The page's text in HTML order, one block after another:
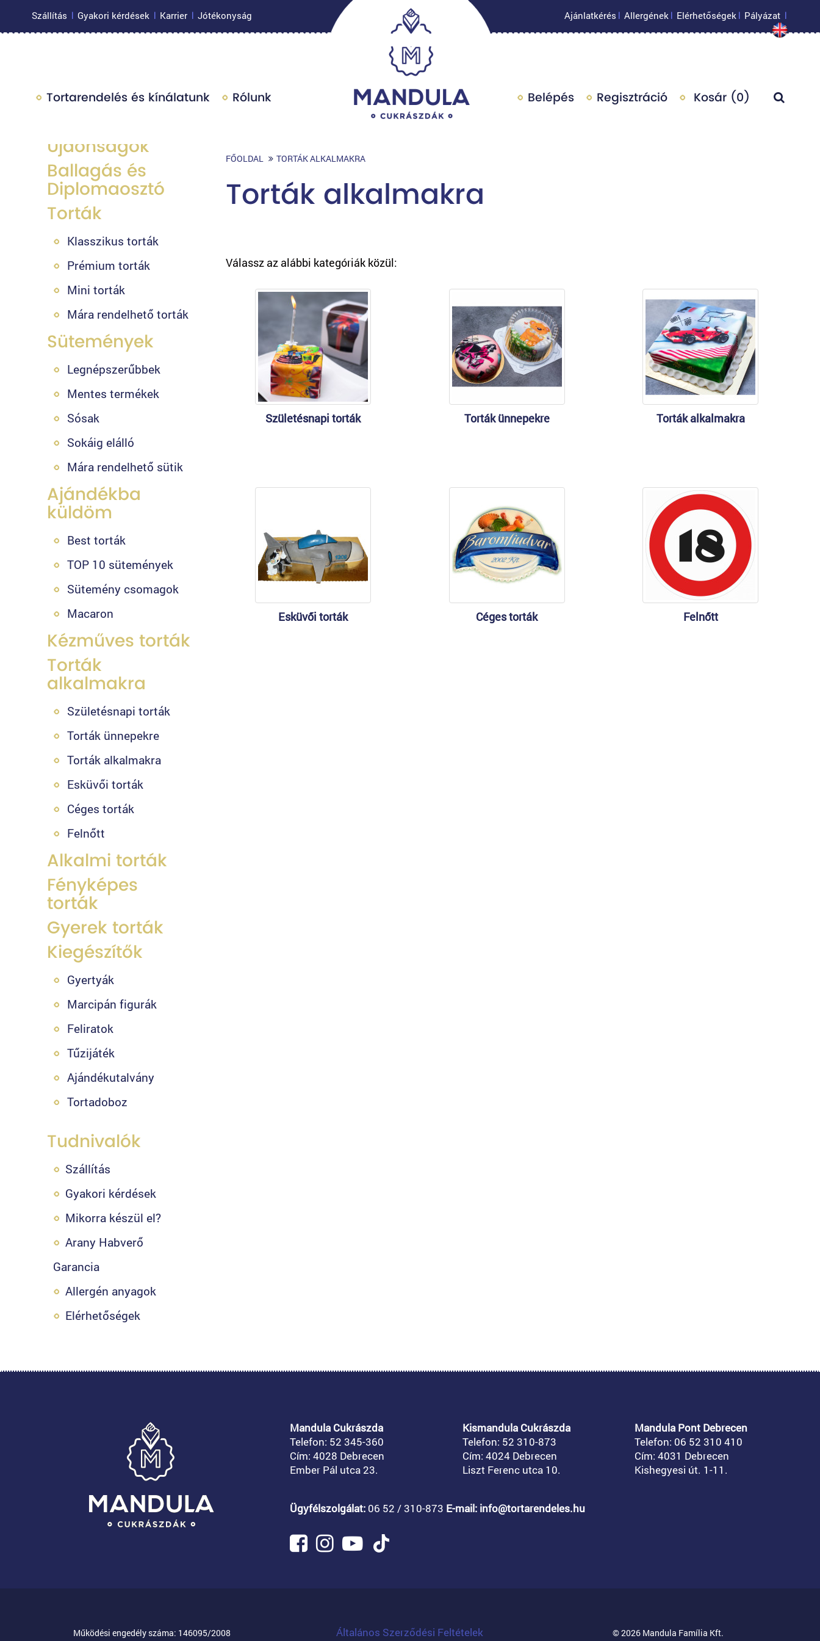
Szállítás | Gyakori kérdések | Karrier | Jótékonyság Ajánlatkérés | Allergének | Elérhetőségek | Pályázat |
Tortarendelés és kínálatunk Rólunk Belépés Regisztráció Kosár (0)
Újdonságok
Ballagás és
Diplomaosztó
Torták
Klasszikus torták
Prémium torták
Mini torták
Mára rendelhető torták
Sütemények
Legnépszerűbbek
Mentes termékek
Sósak
Sokáig elálló
Mára rendelhető sütik
Ajándékba
küldöm
Best torták
TOP 10 sütemények
Sütemény csomagok
Macaron
Kézműves torták
Torták
alkalmakra
Születésnapi torták
Torták ünnepekre
Torták alkalmakra
Esküvői torták
Céges torták
Felnőtt
Alkalmi torták
Fényképes
torták
Gyerek torták
Kiegészítők
Gyertyák
Marcipán figurák
Feliratok
Tűzijáték
Ajándékutalvány
Tortadoboz
Tudnivalók
Szállítás
Gyakori kérdések
Mikorra készül el?
Arany Habverő
Garancia
Allergén anyagok
Elérhetőségek
FŐOLDAL TORTÁK ALKALMAKRA
Torták alkalmakra
Válassz az alábbi kategóriák közül:
Születésnapi torták Torták ünnepekre Torták alkalmakra
Esküvői torták Céges torták Felnőtt
Mandula Cukrászda
Telefon: 52 345-360
Cím: 4028 Debrecen
Ember Pál utca 23.
Kismandula Cukrászda
Telefon: 52 310-873
Cím: 4024 Debrecen
Liszt Ferenc utca 10.
Mandula Pont Debrecen
Telefon: 06 52 310 410
Cím: 4031 Debrecen
Kishegyesi út. 1-11.
Ügyfélszolgálat: 06 52 / 310-873 E-mail: info@tortarendeles.hu
Működési engedély száma: 146095/2008 Általános Szerződési Feltételek © 2026 Mandula Família Kft.